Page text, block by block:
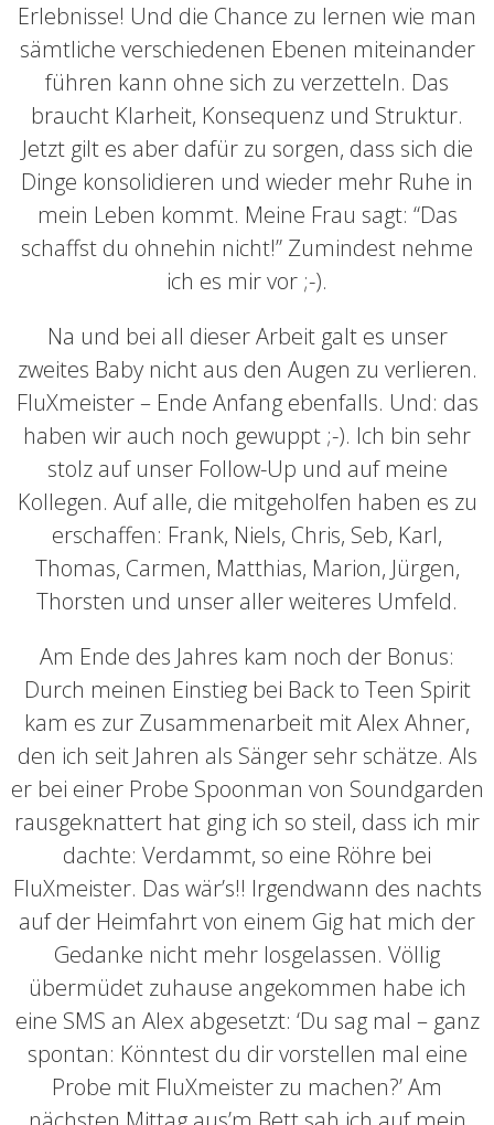
Erlebnisse! Und die Chance zu lernen wie man
sämtliche verschiedenen Ebenen miteinander
führen kann ohne sich zu verzetteln. Das
braucht Klarheit, Konsequenz und Struktur.
Jetzt gilt es aber dafür zu sorgen, dass sich die
Dinge konsolidieren und wieder mehr Ruhe in
mein Leben kommt. Meine Frau sagt: “Das
schaffst du ohnehin nicht!” Zumindest nehme
ich es mir vor ;-).
Na und bei all dieser Arbeit galt es unser
zweites Baby nicht aus den Augen zu verlieren.
FluXmeister – Ende Anfang ebenfalls. Und: das
haben wir auch noch gewuppt ;-). Ich bin sehr
stolz auf unser Follow-Up und auf meine
Kollegen. Auf alle, die mitgeholfen haben es zu
erschaffen: Frank, Niels, Chris, Seb, Karl,
Thomas, Carmen, Matthias, Marion, Jürgen,
Thorsten und unser aller weiteres Umfeld.
Am Ende des Jahres kam noch der Bonus:
Durch meinen Einstieg bei Back to Teen Spirit
kam es zur Zusammenarbeit mit Alex Ahner,
den ich seit Jahren als Sänger sehr schätze. Als
er bei einer Probe Spoonman von Soundgarden
rausgeknattert hat ging ich so steil, dass ich mir
dachte: Verdammt, so eine Röhre bei
FluXmeister. Das wär’s!! Irgendwann des nachts
auf der Heimfahrt von einem Gig hat mich der
Gedanke nicht mehr losgelassen. Völlig
übermüdet zuhause angekommen habe ich
eine SMS an Alex abgesetzt: ‘Du sag mal – ganz
spontan: Könntest du dir vorstellen mal eine
Probe mit FluXmeister zu machen?’ Am